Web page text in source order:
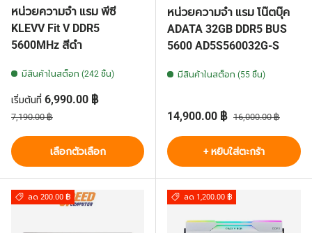
หน่วยความจำ แรม พีซี
KLEVV Fit V DDR5
5600MHz สีดำ
มีสินค้าในสต็อก (242 ชิ้น)
ราคาส่วนลด
เริ่มต้นที่ 6,990.00 ฿
ราคาปกติ
7,190.00 ฿
เลือกตัวเลือก
หน่วยความจำ แรม โน๊ตบุ๊ค
ADATA 32GB DDR5 BUS
5600 AD5S560032G-S
มีสินค้าในสต็อก (55 ชิ้น)
ราคาส่วนลด
14,900.00 ฿ ราคาปกติ
16,000.00 ฿
+ หยิบใส่ตะกร้า
ลด 200.00 ฿ ลด 1,200.00 ฿